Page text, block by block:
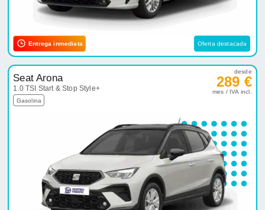
Entrega inmediata Oferta destacada
Seat Arona
1.0 TSI Start & Stop Style+
Gasolina
desde
289 €
mes / IVA incl.